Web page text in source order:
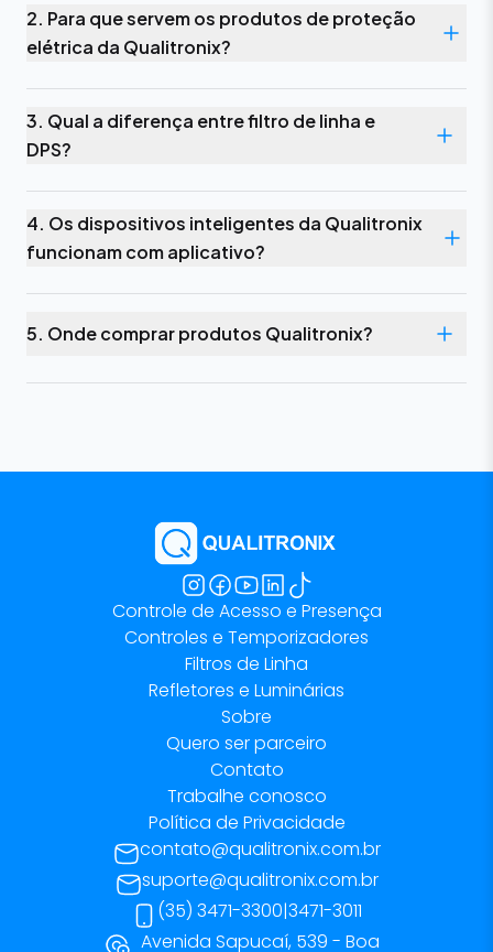
2. Para que servem os produtos de proteção
elétrica da Qualitronix?
3. Qual a diferença entre filtro de linha e
DPS?
4. Os dispositivos inteligentes da Qualitronix
funcionam com aplicativo?
5. Onde comprar produtos Qualitronix?
Controle de Acesso e Presença
Controles e Temporizadores
Filtros de Linha
Refletores e Luminárias
Sobre
Quero ser parceiro
Contato
Trabalhe conosco
Política de Privacidade
contato@qualitronix.com.br
suporte@qualitronix.com.br
(35) 3471-3300|3471-3011
Avenida Sapucaí, 539 - Boa